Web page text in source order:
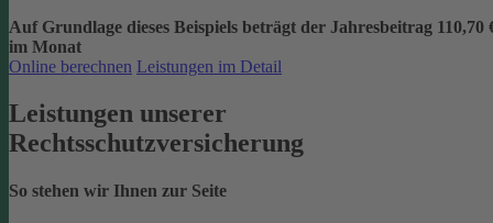
Auf Grundlage dieses Beispiels beträgt der Jahresbeitrag 110,70
im Monat
Online berechnen Leistungen im Detail
Leistungen unserer
Rechtsschutzversicherung
So stehen wir Ihnen zur Seite